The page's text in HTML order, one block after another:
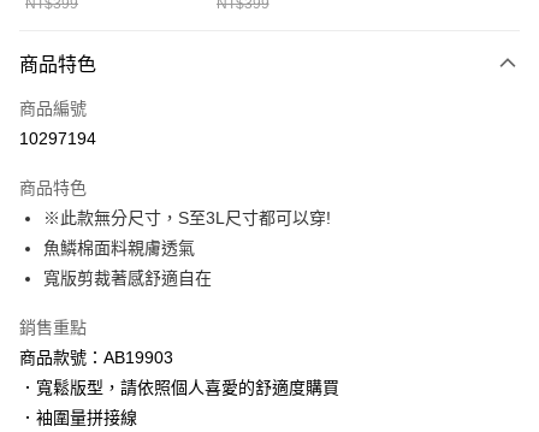
每筆NT$60，滿NT$1,000(含以上)免運費
付款後全家取貨
萊爾富取貨付款
付款後萊爾富取貨
每筆NT$60，滿NT$1,000(含以上)免運費
7-11取貨付款
每筆NT$60，滿NT$1,000(含以上)免運費
付款後7-11取貨
每筆NT$60，滿NT$1,000(含以上)免運費
商品特色
商品編號
10297194
商品特色
※此款無分尺寸，S至3L尺寸都可以穿!
魚鱗棉面料親膚透氣
寬版剪裁著感舒適自在
銷售重點
商品款號：AB19903
．寬鬆版型，請依照個人喜愛的舒適度購買
．袖圍量拼接線